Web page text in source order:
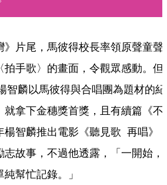
》片尾，馬彼得校長率領原聲童聲
拍手歌〉的畫面，令觀眾感動。但
智麟以馬彼得與合唱團為題材的紀
就拿下金穗獎首獎，且有續篇《不
楊智麟推出電影《聽見歌  再唱》
志故事，不過他透露，「一開始，
幫忙記錄。」